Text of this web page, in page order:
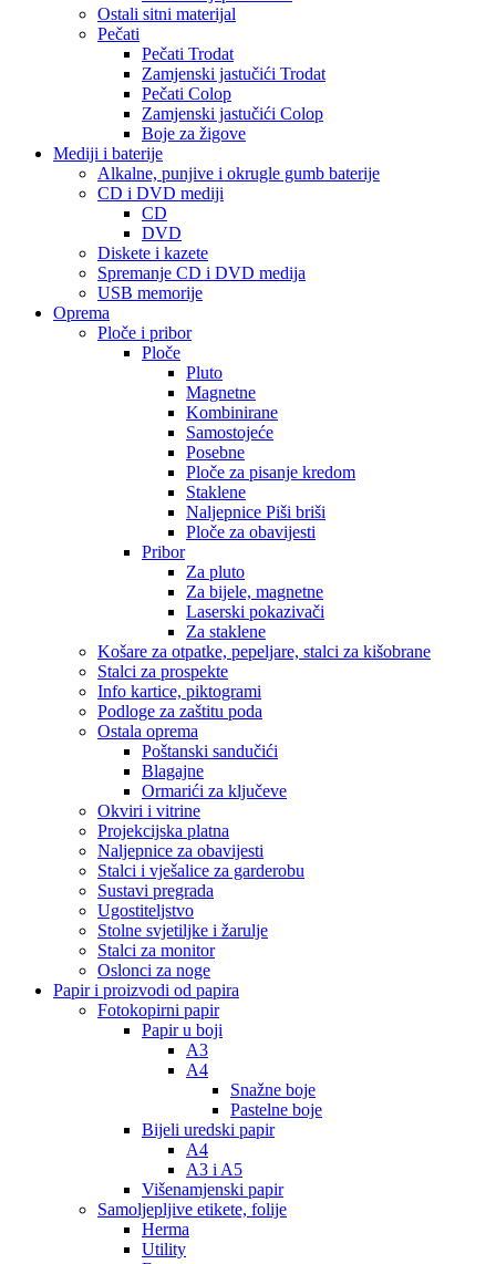
Ostali sitni materijal
Pečati
Pečati Trodat
Zamjenski jastučići Trodat
Pečati Colop
Zamjenski jastučići Colop
Boje za žigove
Mediji i baterije
Alkalne, punjive i okrugle gumb baterije
CD i DVD mediji
CD
DVD
Diskete i kazete
Spremanje CD i DVD medija
USB memorije
Oprema
Ploče i pribor
Ploče
Pluto
Magnetne
Kombinirane
Samostojeće
Posebne
Ploče za pisanje kredom
Staklene
Naljepnice Piši briši
Ploče za obavijesti
Pribor
Za pluto
Za bijele, magnetne
Laserski pokazivači
Za staklene
Košare za otpatke, pepeljare, stalci za kišobrane
Stalci za prospekte
Info kartice, piktogrami
Podloge za zaštitu poda
Ostala oprema
Poštanski sandučići
Blagajne
Ormarići za ključeve
Okviri i vitrine
Projekcijska platna
Naljepnice za obavijesti
Stalci i vješalice za garderobu
Sustavi pregrada
Ugostiteljstvo
Stolne svjetiljke i žarulje
Stalci za monitor
Oslonci za noge
Papir i proizvodi od papira
Fotokopirni papir
Papir u boji
A3
A4
Snažne boje
Pastelne boje
Bijeli uredski papir
A4
A3 i A5
Višenamjenski papir
Samoljepljive etikete, folije
Herma
Utility